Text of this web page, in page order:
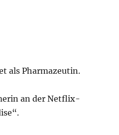
als Pharmazeutin.
an der Netflix-